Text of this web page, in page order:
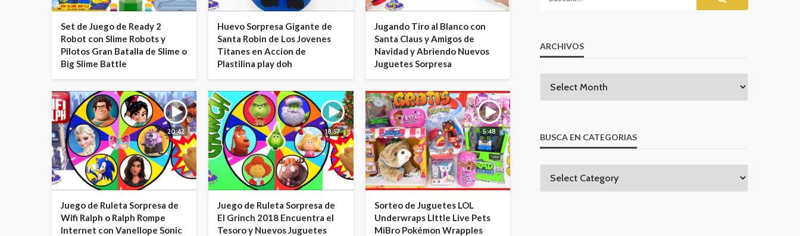
Set de Juego de Ready 2
Robot con Slime Robots y
Pilotos Gran Batalla de Slime o
Big Slime Battle
Huevo Sorpresa Gigante de
Santa Robin de Los Jovenes
Titanes en Accion de
Plastilina play doh
Jugando Tiro al Blanco con
Santa Claus y Amigos de
Navidad y Abriendo Nuevos
Juguetes Sorpresa
20:42
Juego de Ruleta Sorpresa de
Wifi Ralph o Ralph Rompe
Internet con Vanellope Sonic
18:57
Juego de Ruleta Sorpresa de
El Grinch 2018 Encuentra el
Tesoro y Nuevos Juguetes
5:48
Sorteo de Juguetes LOL
Underwraps LIttle Live Pets
MiBro Pokémon Wrapples
ARCHIVOS
BUSCA EN CATEGORIAS